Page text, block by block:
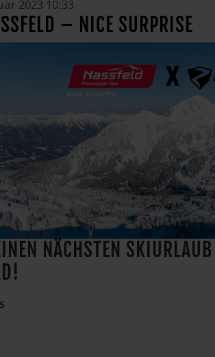
2023 10:33
– NICE SURPRISE
NÄCHSTEN SKIURLAUB